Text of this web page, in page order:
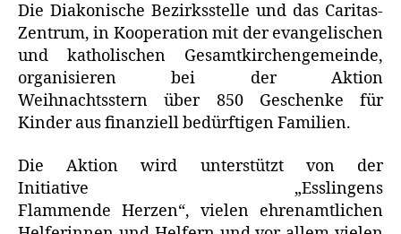
Die Diakonische Bezirksstelle und das Caritas-
Zentrum, in Kooperation mit der evangelischen
und katholischen Gesamtkirchengemeinde,
organisieren bei der Aktion
Weihnachtsstern über 850 Geschenke für
Kinder aus finanziell bedürftigen Familien.
Die Aktion wird unterstützt von der
Initiative „Esslingens
Flammende Herzen“, vielen ehrenamtlichen